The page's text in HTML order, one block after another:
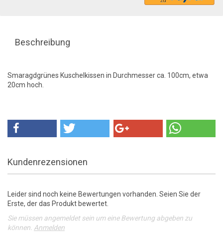
Beschreibung
Smaragdgrünes Kuschelkissen in Durchmesser ca. 100cm, etwa
20cm hoch.
Kundenrezensionen
Leider sind noch keine Bewertungen vorhanden. Seien Sie der
Erste, der das Produkt bewertet.
Sie müssen angemeldet sein um eine Bewertung abgeben zu
können. Anmelden